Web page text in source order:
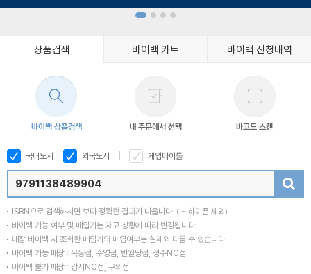
상품검색 바이백 카트 바이백 신청내역
바이백 상품검색 내 주문에서 선택 바코드 스캔
국내도서 외국도서 게임타이틀
ISBN으로 검색하시면 보다 정확한 결과가 나옵니다. ( - 하이픈 제외)
바이백 가능 여부 및 매입가는 재고 상황에 따라 변경됩니다.
매장 바이백 시 조회한 매입가와 매입여부는 실제와 다를 수 있습니다.
바이백 가능 매장 : 목동점, 수영점, 반월당점, 청주NC점
바이백 불가 매장 : 강서NC점, 구의점